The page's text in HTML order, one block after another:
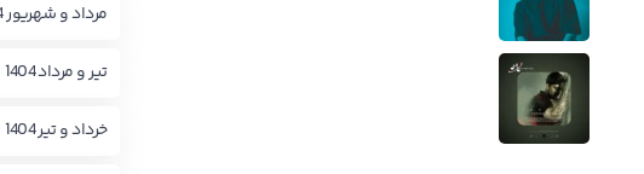
مرداد و شهریور 1404
تیر و مرداد 1404
خرداد و تیر 1404